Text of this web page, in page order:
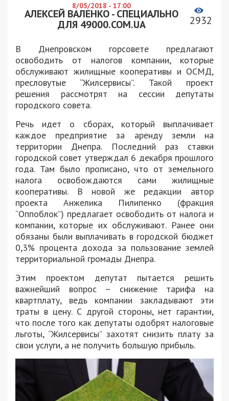
8/05/2018 - 17:00
АЛЕКСЕЙ ВАЛЕНКО - СПЕЦИАЛЬНО
ДЛЯ 49000.COM.UA
2932
В Днепровском горсовете предлагают
освободить от налогов компании, которые
обслуживают жилищные кооперативы и ОСМД,
пресловутые “Жилсервисы”. Такой проект
решения рассмотрят на сессии депутаты
городского совета.
Речь идет о сборах, который выплачивает
каждое предприятие за аренду земли на
территории Днепра. Последний раз ставки
городской совет утверждал 6 декабря прошлого
года. Там было прописано, что от земельного
налога освобождаются сами жилищные
кооперативы. В новой же редакции автор
проекта Анжелика Пилипенко (фракция
“Оппоблок”) предлагает освободить от налога и
компании, которые их обслуживают. Ранее они
обязаны были выплачивать в городской бюджет
0,3% процента дохода за пользование землей
территориальной громады Днепра.
Этим проектом депутат пытается решить
важнейший вопрос – снижение тарифа на
квартплату, ведь компании закладывают эти
траты в цену. С другой стороны, нет гарантии,
что после того как депутаты одобрят налоговые
льготы, “Жилсервисы” захотят снизить плату за
свои услуги, а не получить большую прибыль.